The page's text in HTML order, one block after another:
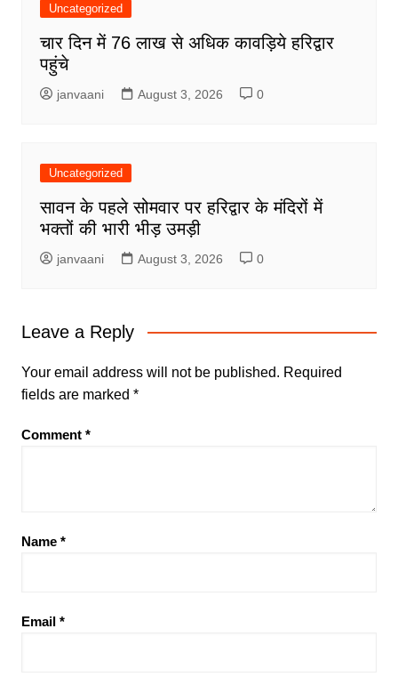
Uncategorized
चार दिन में 76 लाख से अधिक कावड़िये हरिद्वार
पहुंचे
janvaani August 3, 2026 0
Uncategorized
सावन के पहले सोमवार पर हरिद्वार के मंदिरों में
भक्तों की भारी भीड़ उमड़ी
janvaani August 3, 2026 0
Leave a Reply
Your email address will not be published. Required
fields are marked *
Comment *
Name *
Email *